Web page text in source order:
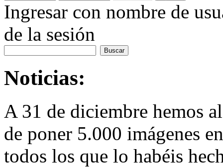
Ingresar con nombre de
de la sesión
Noticias:
A 31 de diciembre hemos
de poner 5.000 imágenes
todos los que lo habéis